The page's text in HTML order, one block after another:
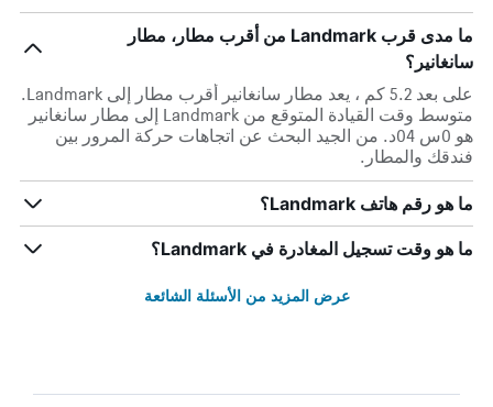
ما مدى قرب Landmark من أقرب مطار، مطار
سانغانير؟
على بعد 5.2 كم ، يعد مطار سانغانير أقرب مطار إلى Landmark.
متوسط وقت القيادة المتوقع من Landmark إلى مطار سانغانير
هو 0س 04د. من الجيد البحث عن اتجاهات حركة المرور بين
فندقك والمطار.
ما هو رقم هاتف Landmark؟
ما هو وقت تسجيل المغادرة في Landmark؟
عرض المزيد من الأسئلة الشائعة